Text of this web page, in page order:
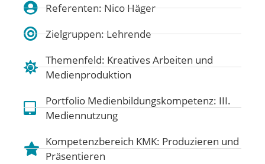
Referenten: Nico Häger
Zielgruppen: Lehrende
Themenfeld: Kreatives Arbeiten und
Medienproduktion
Portfolio Medienbildungskompetenz: III.
Mediennutzung
Kompetenzbereich KMK: Produzieren und
Präsentieren